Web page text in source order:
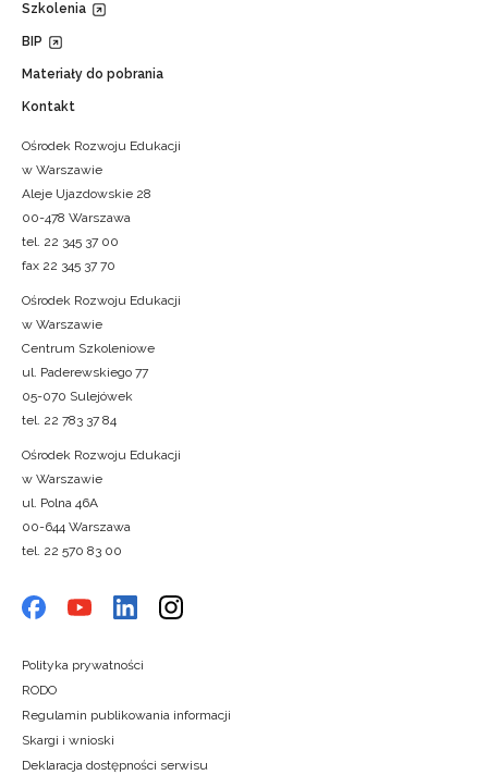
Szkolenia
BIP
Materiały do pobrania
Kontakt
Ośrodek Rozwoju Edukacji
w Warszawie
Aleje Ujazdowskie 28
00-478 Warszawa
tel. 22 345 37 00
fax 22 345 37 70
Ośrodek Rozwoju Edukacji
w Warszawie
Centrum Szkoleniowe
ul. Paderewskiego 77
05-070 Sulejówek
tel. 22 783 37 84
Ośrodek Rozwoju Edukacji
w Warszawie
ul. Polna 46A
00-644 Warszawa
tel. 22 570 83 00
Polityka prywatności
RODO
Regulamin publikowania informacji
Skargi i wnioski
Deklaracja dostępności serwisu